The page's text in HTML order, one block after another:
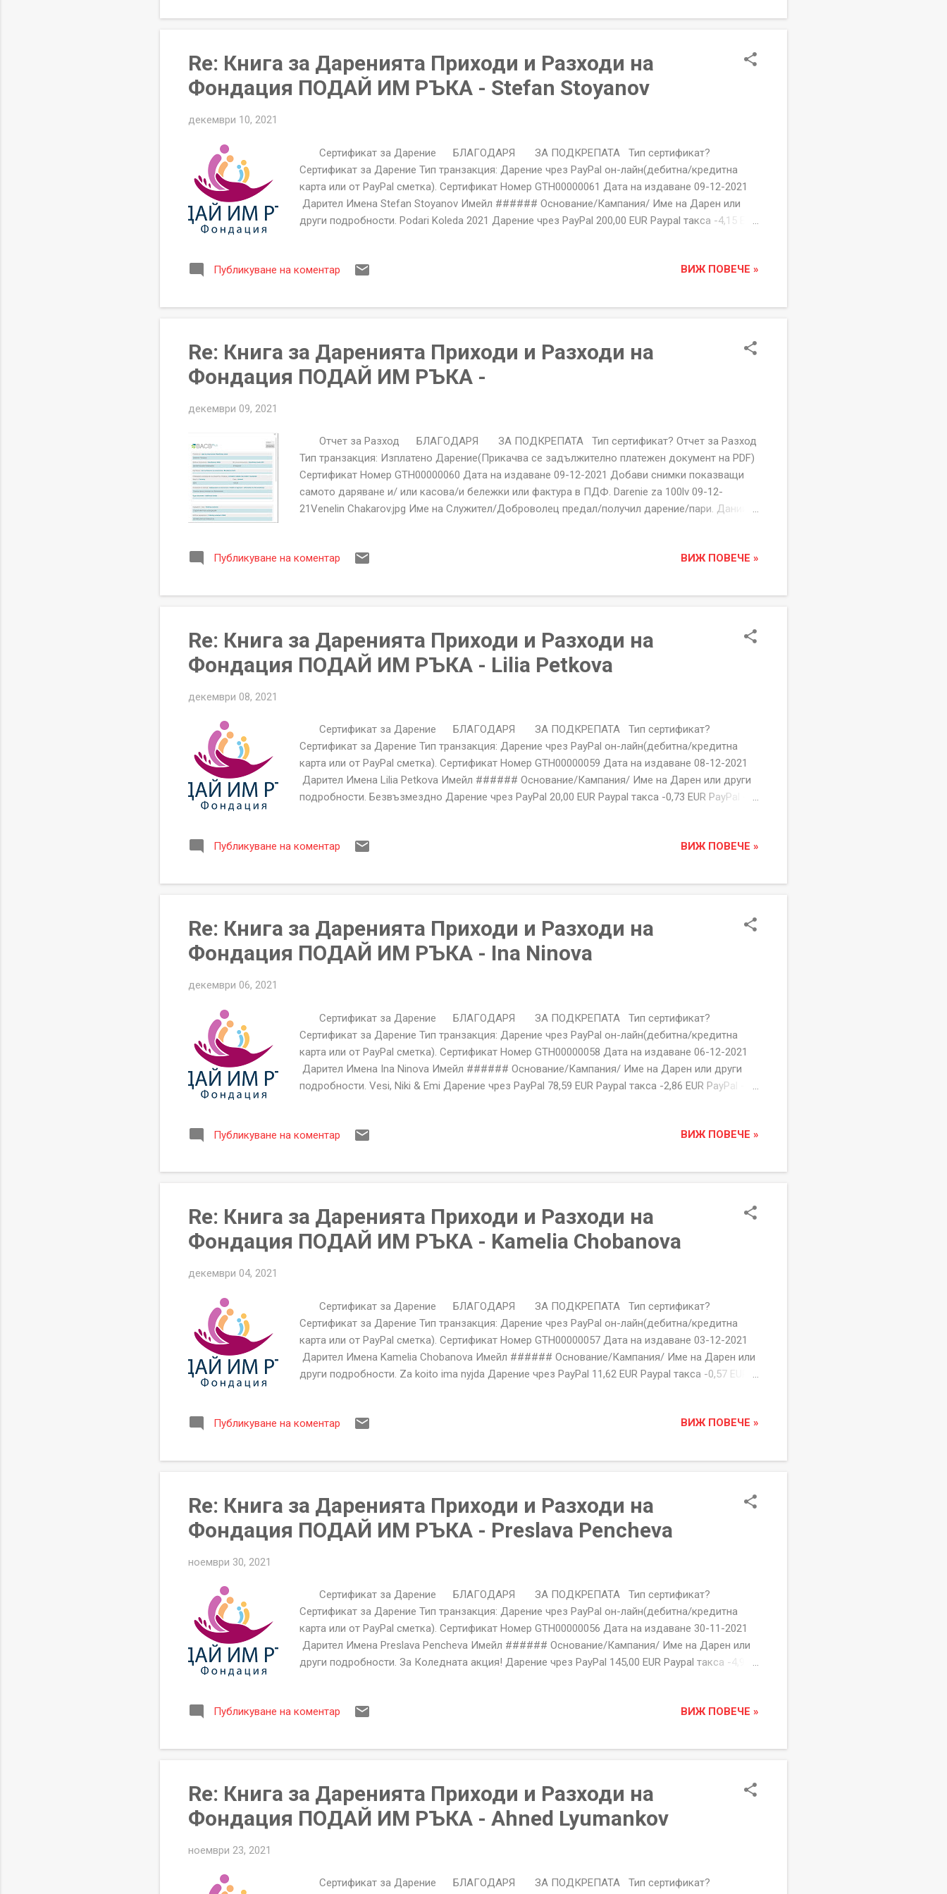
"ПОДАЙ ИМ РЪКА" е офиациален документ съдържащ уникален номер, име на дарител,
Re: Книга за Даренията Приходи и Разходи на
Фондация ПОДАЙ ИМ РЪКА - Stefan Stoyanov
декември 10, 2021
Сертификат за Дарение БЛАГОДАРЯ ЗА ПОДКРЕПАТА Тип сертификат?
Сертификат за Дарение Тип транзакция: Дарение чрез PayPal он-лайн(дебитна/кредитна
карта или от PayPal сметка). Сертификат Номер GTH00000061 Дата на издаване 09-12-2021
Дарител Имена Stefan Stoyanov Имейл ###### Основание/Кампания/ Име на Дарен или
други подробности. Podari Koleda 2021 Дарение чрез PayPal 200,00 EUR Paypal такса -4,15 EUR
ап.81. ЕИК:206250913 За неполучени или със неточности сертификати пишете на
офиациален документ съдържащ уникален номер, име на дарител, дата и начин на дарение,
Публикуване на коментар ВИЖ ПОВЕЧЕ »
Re: Книга за Даренията Приходи и Разходи на
Фондация ПОДАЙ ИМ РЪКА -
декември 09, 2021
Отчет за Разход БЛАГОДАРЯ ЗА ПОДКРЕПАТА Тип сертификат? Отчет за Разход
Тип транзакция: Изплатено Дарение(Прикачва се задължително платежен документ на PDF)
Сертификат Номер GTH00000060 Дата на издаване 09-12-2021 Добави снимки показващи
самото даряване и/ или касова/и бележки или фактура в ПДФ. Darenie za 100lv 09-12-
21Venelin Chakarov.jpg Име на Служител/Доброволец предал/получил дарение/пари. Даниил
"ПОДАЙ ИМ РЪКА" гр.Козлодуй, Бл.71, Вх.Г, ап.81. ЕИК:206250913 За неполучени или със
Фондация "ПОДАЙ ИМ РЪКА" е офиациален документ съдържащ уникален номер, име ...
Публикуване на коментар ВИЖ ПОВЕЧЕ »
Re: Книга за Даренията Приходи и Разходи на
Фондация ПОДАЙ ИМ РЪКА - Lilia Petkova
декември 08, 2021
Сертификат за Дарение БЛАГОДАРЯ ЗА ПОДКРЕПАТА Тип сертификат?
Сертификат за Дарение Тип транзакция: Дарение чрез PayPal он-лайн(дебитна/кредитна
карта или от PayPal сметка). Сертификат Номер GTH00000059 Дата на издаване 08-12-2021
Дарител Имена Lilia Petkova Имейл ###### Основание/Кампания/ Име на Дарен или други
подробности. Безвъзмездно Дарение чрез PayPal 20,00 EUR Paypal такса -0,73 EUR PayPal -
ЕИК:206250913 За неполучени или със неточности сертификати пишете на
офиациален документ съдържащ уникален номер, име на дарител, дата и начин на дарение,
Публикуване на коментар ВИЖ ПОВЕЧЕ »
Re: Книга за Даренията Приходи и Разходи на
Фондация ПОДАЙ ИМ РЪКА - Ina Ninova
декември 06, 2021
Сертификат за Дарение БЛАГОДАРЯ ЗА ПОДКРЕПАТА Тип сертификат?
Сертификат за Дарение Тип транзакция: Дарение чрез PayPal он-лайн(дебитна/кредитна
карта или от PayPal сметка). Сертификат Номер GTH00000058 Дата на издаване 06-12-2021
Дарител Имена Ina Ninova Имейл ###### Основание/Кампания/ Име на Дарен или други
подробности. Vesi, Niki & Emi Дарение чрез PayPal 78,59 EUR Paypal такса -2,86 EUR PayPal -
ЕИК:206250913 За неполучени или със неточности сертификати пишете на
офиациален документ съдържащ уникален номер, име на дарител, дата и начин на дарение,
Публикуване на коментар ВИЖ ПОВЕЧЕ »
Re: Книга за Даренията Приходи и Разходи на
Фондация ПОДАЙ ИМ РЪКА - Kamelia Chobanova
декември 04, 2021
Сертификат за Дарение БЛАГОДАРЯ ЗА ПОДКРЕПАТА Тип сертификат?
Сертификат за Дарение Тип транзакция: Дарение чрез PayPal он-лайн(дебитна/кредитна
карта или от PayPal сметка). Сертификат Номер GTH00000057 Дата на издаване 03-12-2021
Дарител Имена Kamelia Chobanova Имейл ###### Основание/Кампания/ Име на Дарен или
други подробности. Za koito ima nyjda Дарение чрез PayPal 11,62 EUR Paypal такса -0,57 EUR
ап.81. ЕИК:206250913 За неполучени или със неточности сертификати пишете на
офиациален документ съдържащ уникален номер, име на дарител, дата и начин на дарение,
Публикуване на коментар ВИЖ ПОВЕЧЕ »
Re: Книга за Даренията Приходи и Разходи на
Фондация ПОДАЙ ИМ РЪКА - Preslava Pencheva
ноември 30, 2021
Сертификат за Дарение БЛАГОДАРЯ ЗА ПОДКРЕПАТА Тип сертификат?
Сертификат за Дарение Тип транзакция: Дарение чрез PayPal он-лайн(дебитна/кредитна
карта или от PayPal сметка). Сертификат Номер GTH00000056 Дата на издаване 30-11-2021
Дарител Имена Preslava Pencheva Имейл ###### Основание/Кампания/ Име на Дарен или
други подробности. За Коледната акция! Дарение чрез PayPal 145,00 EUR Paypal такса -4,98
ап.81. ЕИК:206250913 За неполучени или със неточности сертификати пишете на
офиациален документ съдържащ уникален номер, име на дарител, дата и начин на дарение,
Публикуване на коментар ВИЖ ПОВЕЧЕ »
Re: Книга за Даренията Приходи и Разходи на
Фондация ПОДАЙ ИМ РЪКА - Ahned Lyumankov
ноември 23, 2021
Сертификат за Дарение БЛАГОДАРЯ ЗА ПОДКРЕПАТА Тип сертификат?